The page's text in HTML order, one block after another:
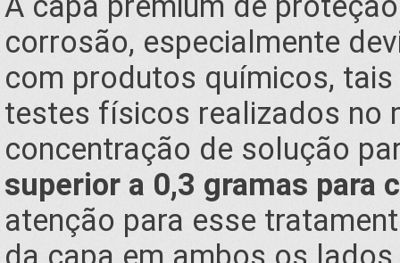
corrosão, especialmente
com produtos químicos,
testes físicos realizados no
concentração de solução
superior a 0,3 gramas para
atenção para esse
da capa em ambos os